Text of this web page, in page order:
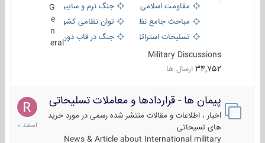
مقاومت اسلامی
جنگ نرم و سایبری
مباحث جامع نظامی
توان نظامی کشورها
تسلیحات استراتژیک
جنگ در قاب دوربین
eral
Military Discussions
34,752 ارسال ها
پیمان ها - قراردادها و معاملات تسلیحاتی
اخبار ، اطلاعات و مقالات منتشر شده رسمی در مورد خرید
های تسیحاتی
News & Article about International military
7
اسفند
1400